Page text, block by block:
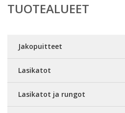
TUOTEALUEET
Jakopuitteet
Lasikatot
Lasikatot ja rungot